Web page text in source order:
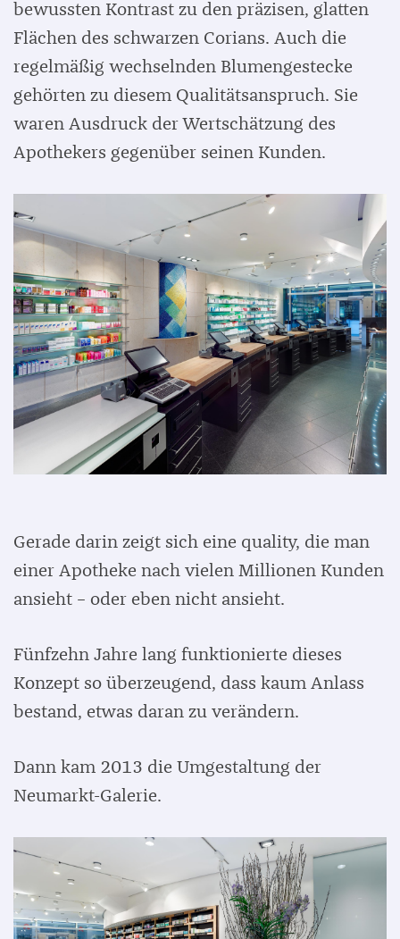
bewussten Kontrast zu den präzisen, glatten
Flächen des schwarzen Corians. Auch die
regelmäßig wechselnden Blumengestecke
gehörten zu diesem Qualitätsanspruch. Sie
waren Ausdruck der Wertschätzung des
Apothekers gegenüber seinen Kunden.
Gerade darin zeigt sich eine quality, die man
einer Apotheke nach vielen Millionen Kunden
ansieht – oder eben nicht ansieht.
Fünfzehn Jahre lang funktionierte dieses
Konzept so überzeugend, dass kaum Anlass
bestand, etwas daran zu verändern.
Dann kam 2013 die Umgestaltung der
Neumarkt-Galerie.